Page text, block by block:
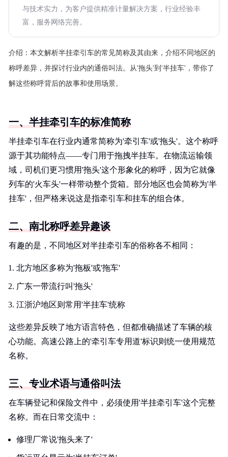
与技术实力，为客户提供精准计量解决方案，行业经验丰
富，服务网络完善。
介绍： 本文解析半挂牵引车的常见简称及其由来，介绍不同地区的
称呼差异，并探讨行业内的通俗叫法。从'拖头'到'半挂车'，带你了
解这些称呼背后的故事和使用场景。
一、半挂牵引车的标准简称
半挂牵引车在行业内通常简称为'牵引车'或'拖头'。这个称呼
源于其功能特点——专门用于拖拽半挂车。在物流运输领
域，司机们更习惯用'拖头'这个形象化的称呼，因为它就像
列车的'火车头'一样带动整个货箱。部分地区也会简称为'半
挂车'，但严格来说这是指牵引车和挂车的组合体。
二、南北称呼差异趣谈
有趣的是，不同地区对半挂牵引车的俗称各不相同：
北方地区多称为'拖板'或'拖车'
广东一带流行叫'拖头'
江浙沪地区则常用'半挂车'统称
这些差异反映了地方语言特色，但都准确描述了车辆的核
心功能。高速公路上的'牵引车专用道'标识则统一使用规范
名称。
三、专业术语与通俗叫法
在车辆登记和保险文件中，必须使用'半挂牵引车'这个完整
名称。而在日常交流中：
修理厂常说'拖头来了'